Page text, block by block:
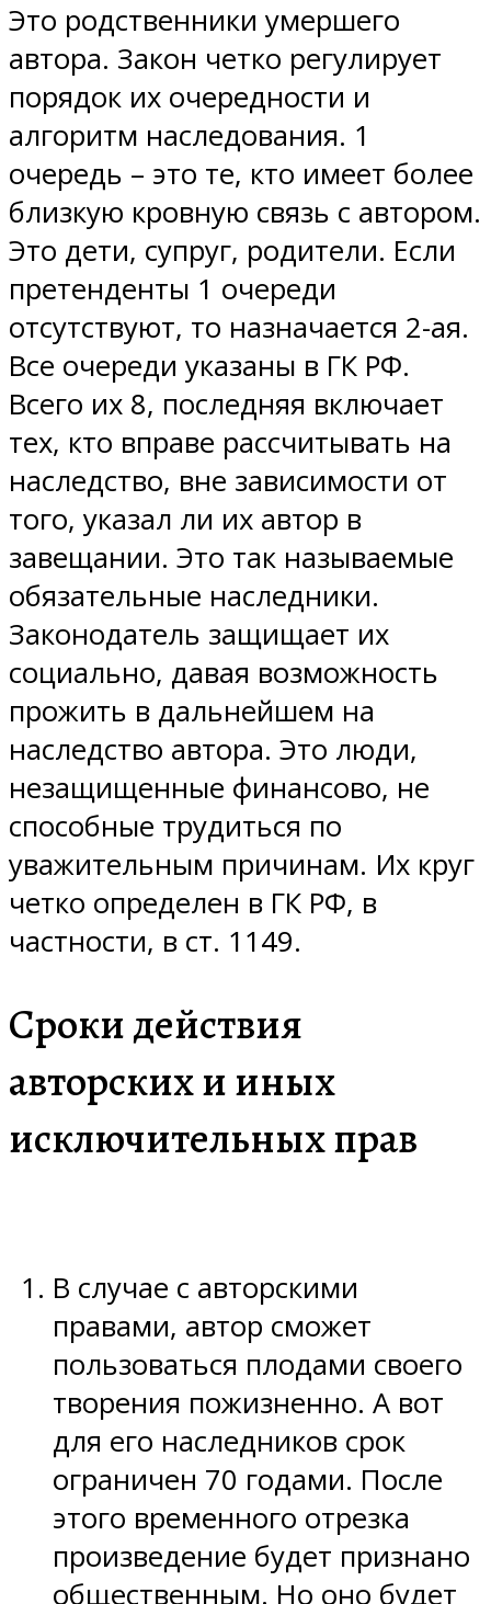
Это родственники умершего
автора. Закон четко регулирует
порядок их очередности и
алгоритм наследования. 1
очередь – это те, кто имеет более
близкую кровную связь с автором.
Это дети, супруг, родители. Если
претенденты 1 очереди
отсутствуют, то назначается 2-ая.
Все очереди указаны в ГК РФ.
Всего их 8, последняя включает
тех, кто вправе рассчитывать на
наследство, вне зависимости от
того, указал ли их автор в
завещании. Это так называемые
обязательные наследники.
Законодатель защищает их
социально, давая возможность
прожить в дальнейшем на
наследство автора. Это люди,
незащищенные финансово, не
способные трудиться по
уважительным причинам. Их круг
четко определен в ГК РФ, в
частности, в ст. 1149.
Сроки действия
авторских и иных
исключительных прав
В случае с авторскими
правами, автор сможет
пользоваться плодами своего
творения пожизненно. А вот
для его наследников срок
ограничен 70 годами. После
этого временного отрезка
произведение будет признано
общественным. Но оно будет